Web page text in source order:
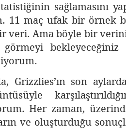
sağlamasını
11 maç ufak bir örnek
veri. Ama böyle bir
görmeyi
Grizzlies’ın son
Her zaman,
ve oluşturduğu